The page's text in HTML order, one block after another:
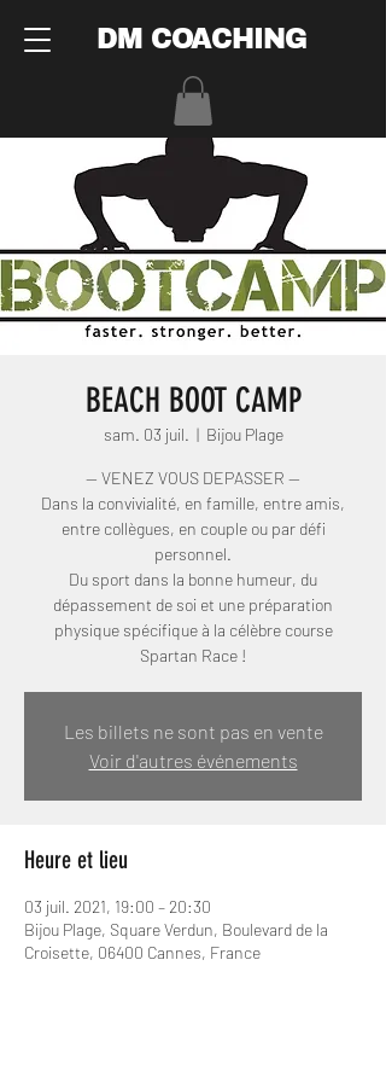
DM COACHING
BEACH BOOT CAMP
sam. 03 juil.
  |
Bijou Plage
— VENEZ VOUS DEPASSER —
Dans la convivialité, en famille, entre amis,
entre collègues, en couple ou par défi
personnel.
Du sport dans la bonne humeur, du
dépassement de soi et une préparation
physique spécifique à la célèbre course
Les billets ne sont pas en vente
Voir d'autres événements
Heure et lieu
03 juil. 2021, 19:00 – 20:30
Bijou Plage, Square Verdun, Boulevard de la
Croisette, 06400 Cannes, France